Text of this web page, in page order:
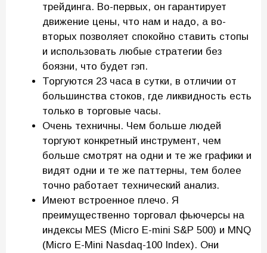
трейдинга. Во-первых, он гарантирует
движение цены, что нам и надо, а во-
вторых позволяет спокойно ставить стопы
и использовать любые стратегии без
боязни, что будет гэп.
Торгуются 23 часа в сутки, в отличии от
большинства стоков, где ликвидность есть
только в торговые часы.
Очень техничны. Чем больше людей
торгуют конкретный инструмент, чем
больше смотрят на одни и те же графики и
видят одни и те же паттерны, тем более
точно работает технический анализ.
Имеют встроенное плечо. Я
преимущественно торговал фьючерсы на
индексы MES (Micro E-mini S&P 500) и MNQ
(Micro E-Mini Nasdaq-100 Index). Они